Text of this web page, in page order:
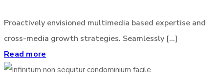
Proactively envisioned multimedia based expertise and
cross-media growth strategies. Seamlessly [...]
Read more